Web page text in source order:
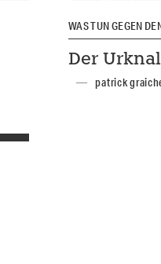
WAS TUN GEGEN
Der
patrick